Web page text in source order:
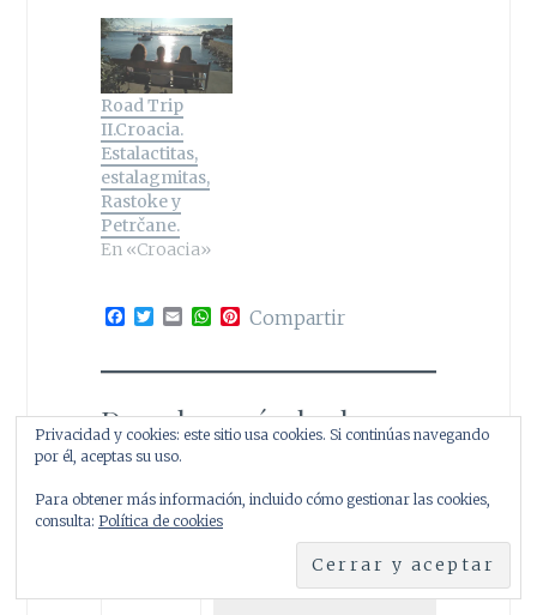
Road Trip
II.Croacia.
Estalactitas,
estalagmitas,
Rastoke y
Petrčane.
En «Croacia»
F
e
o
o
k
T
t
e
r
E
i
W
t
A
p
P
t
r
e
Compartir
Descubre más desde
Crónicas de una
Wanderlust
Suscríbete y recibe las últimas
entradas en tu correo electrónico.
Escribe tu correo electrónico…
Privacidad y cookies: este sitio usa cookies. Si continúas navegando
por él, aceptas su uso.
Para obtener más información, incluido cómo gestionar las cookies,
consulta: Política de cookies